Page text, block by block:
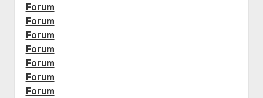
Forum
Forum
Forum
Forum
Forum
Forum
Forum